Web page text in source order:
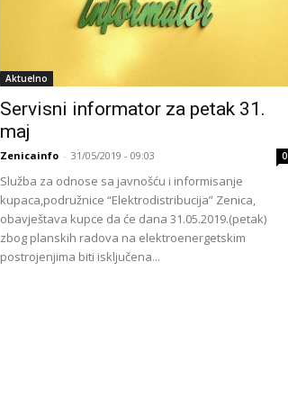
Aktuelno
Servisni informator za petak 31.
maj
Zenicainfo - 31/05/2019 - 09:03 0
Služba za odnose sa javnošću i informisanje
kupaca,podružnice “Elektrodistribucija” Zenica,
obavještava kupce da će dana 31.05.2019.(petak)
zbog planskih radova na elektroenergetskim
postrojenjima biti isključena...